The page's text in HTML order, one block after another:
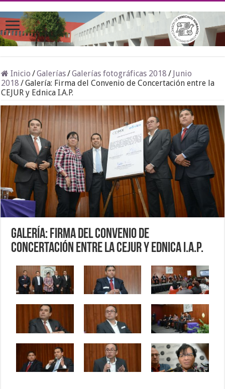
Inicio /Galerías/Galerías fotográficas 2018 / Junio
2018 /Galería: Firma del Convenio de Concertación entre la
CEJUR y Ednica I.A.P.
Galería: Firma del Convenio de
Concertación entre la CEJUR y Ednica I.A.P.